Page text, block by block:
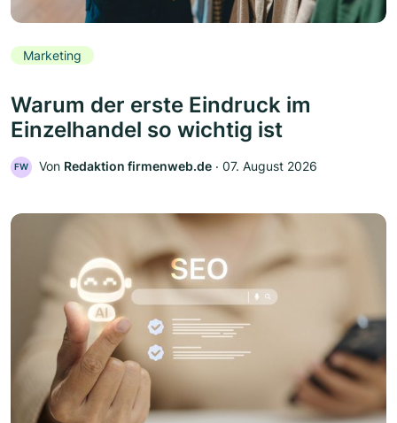
Marketing
Warum der erste Eindruck im
Einzelhandel so wichtig ist
FW Von Redaktion firmenweb.de ‧ 07. August 2026